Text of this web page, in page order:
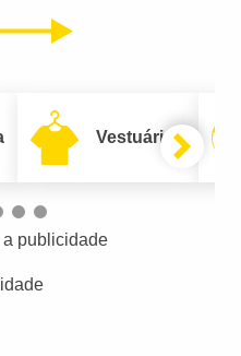
Próximo
Vestuário
publicidade